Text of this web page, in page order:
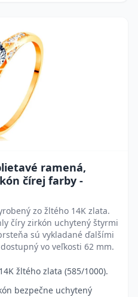
ramená,
čírej farby -
zo žltého 14K zlata.
číry zirkón uchytený štyrmi
sú vykladané ďalšími
vo veľkosti 62 mm.
žltého zlata (585/1000).
bezpečne uchytený